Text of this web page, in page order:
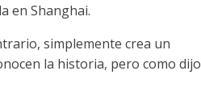
en Shanghai.
simplemente crea un
la historia, pero como dijo